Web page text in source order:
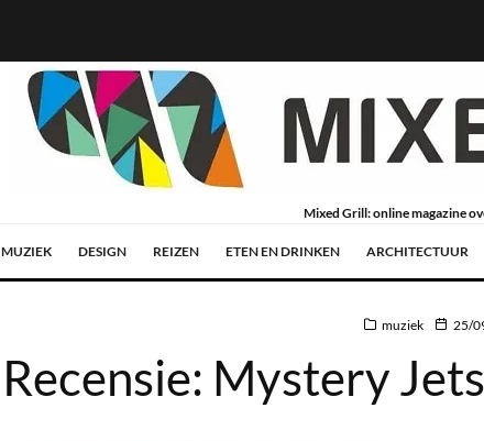
Mixed Grill: online magazine
MUZIEK DESIGN REIZEN ETEN EN DRINKEN ARCHITECTUUR
muziek 25/
Recensie: Mystery